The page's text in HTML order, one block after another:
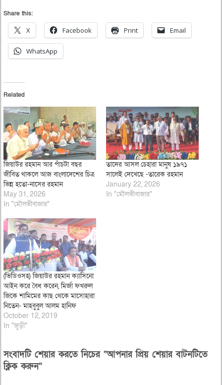
Share this:
X Facebook Print Email
WhatsApp
Related
জিয়াউর রহমান আর পাঁচটা বছর
জীবিত থাকলে আজ বাংলাদেশের চিত্র
ভিন্ন হতো-নাসের রহমান
May 31, 2026
In "মৌলভীবাজার"
তাদের আসল চেহারা মানুষ ১৯৭১
সালেই দেখেছে -তারেক রহমান
January 22, 2026
In "মৌলভীবাজার"
(ভিডিওসহ) জিয়াউর রহমান ক্যাসিনো
আইন করে বৈধ করেন, মির্জা ফখরুল
জিকে শামিমের কাছ থেকে মাসোহারা
নিতেন- মাহবুবুল আলম হানিফ
October 12, 2019
In "জুড়ী"
সংবাদটি শেয়ার করতে নিচের “আপনার প্রিয় শেয়ার বাটনটিতে
ক্লিক করুন”